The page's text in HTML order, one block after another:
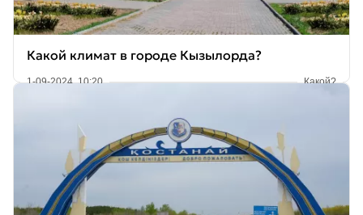
Какой климат в городе Кызылорда?
1-09-2024, 10:20 Какой?